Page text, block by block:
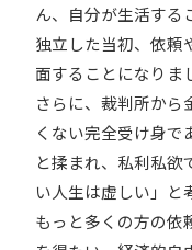
ん、自分が生活する
独立した当初、依頼
面することになりま
さらに、裁判所から
くない完全受け身で
と揉まれ、私利私欲
い人生は虚しい」と
もっと多くの方の依